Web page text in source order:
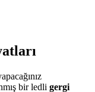
bir ledli gergi